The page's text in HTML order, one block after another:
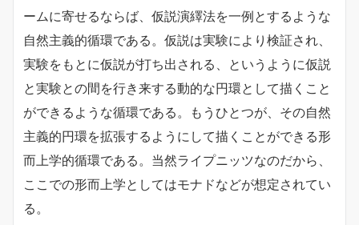
ームに寄せるならば、仮説演繹法を一例とするような
自然主義的循環である。仮説は実験により検証され、
実験をもとに仮説が打ち出される、というように仮説
と実験との間を行き来する動的な円環として描くこと
ができるような循環である。もうひとつが、その自然
主義的円環を拡張するようにして描くことができる形
而上学的循環である。当然ライプニッツなのだから、
ここでの形而上学としてはモナドなどが想定されてい
る。